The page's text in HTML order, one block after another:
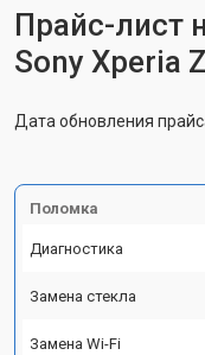
Прайс-лист
Sony Xperia
Дата обновления
Поломка
Диагностика
Замена стекла
Замена Wi-Fi